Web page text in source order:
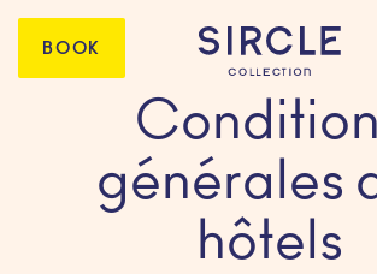
BOOK
générales
hôtels